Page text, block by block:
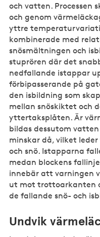
och vatten. Processen
och genom
yttre
kombinerade med
snösmältningen och
stuprören där det
nedfallande istappar
förbipasserande på
den isbildning som
mellan snöskiktet och
yttertaksplåten. Är
bildas dessutom
minskar då, vilket
och snö. Istapparna
medan blockens
innebär att varningen
ut mot trottoarkanten
de fallande snö- och
Undvik